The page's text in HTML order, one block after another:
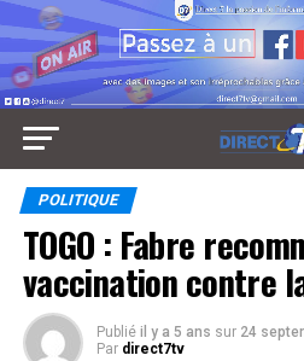
POLITIQUE
TOGO : Fabre
vaccination contre
Publié il y a 5 ans sur 24
Par direct7tv